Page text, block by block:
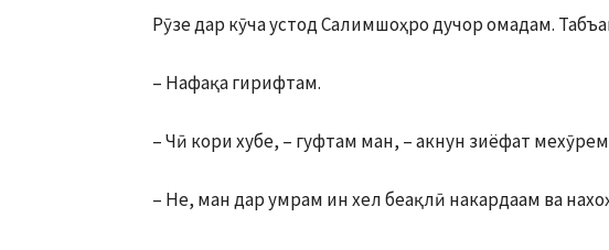
Рӯзе дар кӯча устод Салимшоҳро дучор омадам.
– Нафақа гирифтам.
– Чӣ кори хубе, – гуфтам ман, – акнун зиёфат мехӯрем
– Не, ман дар умрам ин хел беақлӣ накардаам ва